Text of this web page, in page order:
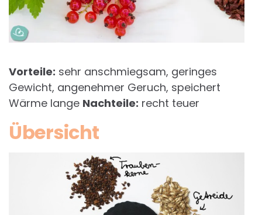
Vorteile: sehr anschmiegsam, geringes
Gewicht, angenehmer Geruch, speichert
Wärme lange Nachteile: recht teuer
Übersicht